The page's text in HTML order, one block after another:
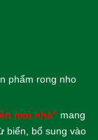
phẩm rong nho
mọi nhà" mang
biển, bổ sung vào